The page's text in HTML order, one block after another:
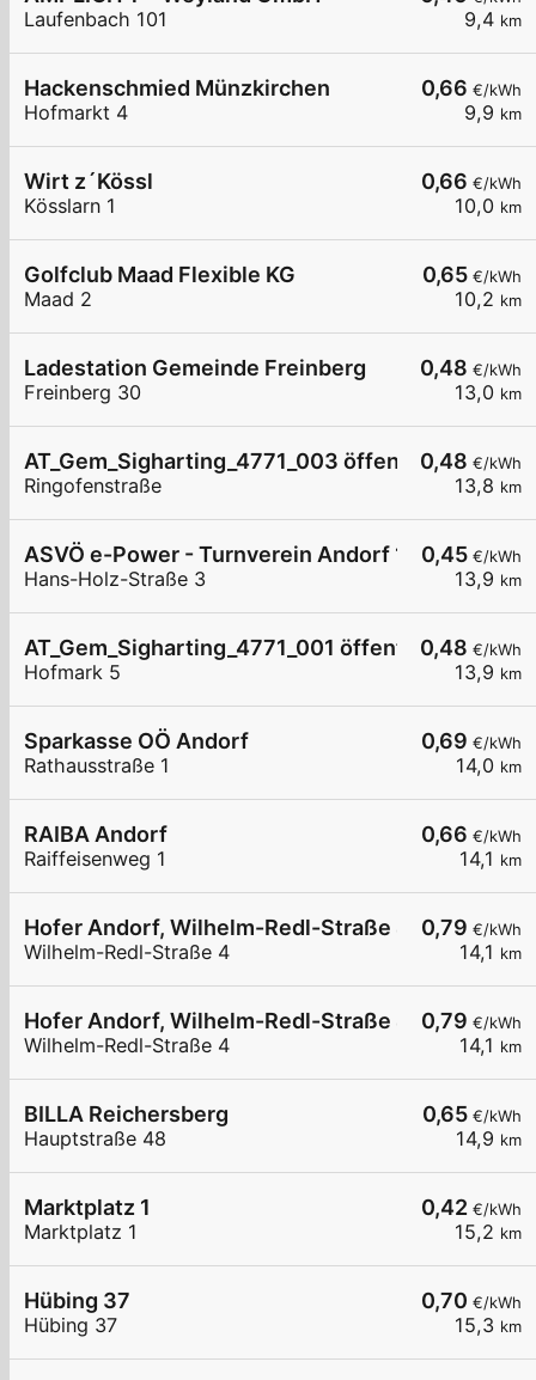
9,4 km
Laufenbach 101
0,66 €/kWh
9,9 km
Hackenschmied Münzkirchen
Hofmarkt 4
0,66 €/kWh
10,0 km
Wirt z´Kössl
Kösslarn 1
0,65 €/kWh
10,2 km
Golfclub Maad Flexible KG
Maad 2
0,48 €/kWh
13,0 km
Ladestation Gemeinde Freinberg
Freinberg 30
0,48 €/kWh
13,8 km
AT_Gem_Sigharting_4771_003 öffentlich
Ringofenstraße
0,45 €/kWh
13,9 km
ASVÖ e-Power - Turnverein Andorf 1
Hans-Holz-Straße 3
0,48 €/kWh
13,9 km
AT_Gem_Sigharting_4771_001 öffentlich
Hofmark 5
0,69 €/kWh
14,0 km
Sparkasse OÖ Andorf
Rathausstraße 1
0,66 €/kWh
14,1 km
RAIBA Andorf
Raiffeisenweg 1
0,79 €/kWh
14,1 km
Hofer Andorf, Wilhelm-Redl-Straße 4, 01
Wilhelm-Redl-Straße 4
0,79 €/kWh
14,1 km
Hofer Andorf, Wilhelm-Redl-Straße 4, 02
Wilhelm-Redl-Straße 4
0,65 €/kWh
14,9 km
BILLA Reichersberg
Hauptstraße 48
0,42 €/kWh
15,2 km
Marktplatz 1
Marktplatz 1
0,70 €/kWh
15,3 km
Hübing 37
Hübing 37